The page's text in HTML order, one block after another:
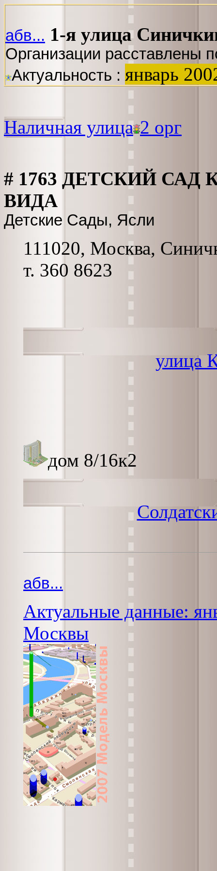
абв... 1-я улица
Организации расставлены
Актуальность : январь
Наличная улица 2 орг
# 1763 ДЕТСКИЙ
ВИДА
Детские Сады, Ясли
111020, Москва,
т. 360 8623
улица
дом 8/16к2
абв...
Актуальные данные:
Москвы